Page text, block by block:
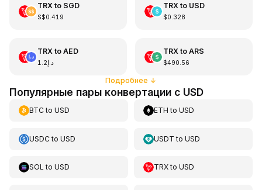
TRXto SGD
S$0.419
TRXto USD
$0.328
TRXto AED
د.إ1.2
TRXto ARS
$490.56
Подробнее ↓
Популярные пары конвертации с USD
BTCto USD ETH toUSD
USDCto USD USDT toUSD
SOL to USD TRXtoUSD